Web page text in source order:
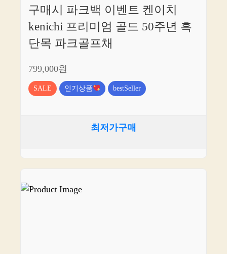
구매시 파크백 이벤트 켄이치
kenichi 프리미엄 골드 50주년 흑
단목 파크골프채
799,000원
SALE 인기상품 bestSeller
최저가구매